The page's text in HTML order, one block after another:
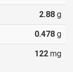
2.88 g
0.478 g
122 mg